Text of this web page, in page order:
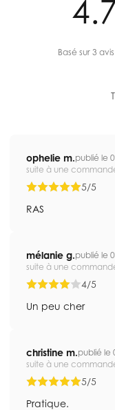
Basé sur 3
ophelie m.publié le
suite à une
5/5
RAS
mélanie g.publié le
suite à une
4/5
Un peu cher
christine m.publié le
suite à une
5/5
Pratique.